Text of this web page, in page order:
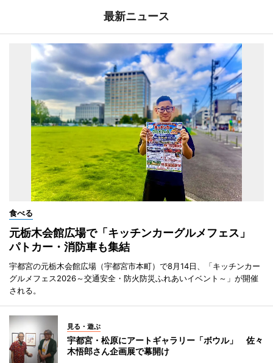
最新ニュース
食べる
元栃木会館広場で「キッチンカーグルメフェス」
パトカー・消防車も集結
宇都宮の元栃木会館広場（宇都宮市本町）で8月14日、「キッチンカー
グルメフェス2026～交通安全・防火防災ふれあいイベント～」が開催
される。
見る・遊ぶ
宇都宮・松原にアートギャラリー「ボウル」 佐々
木悟郎さん企画展で幕開け